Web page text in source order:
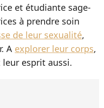
et étudiante sage-
à prendre soin
de leur sexualité,
A explorer leur corps,
leur esprit aussi.